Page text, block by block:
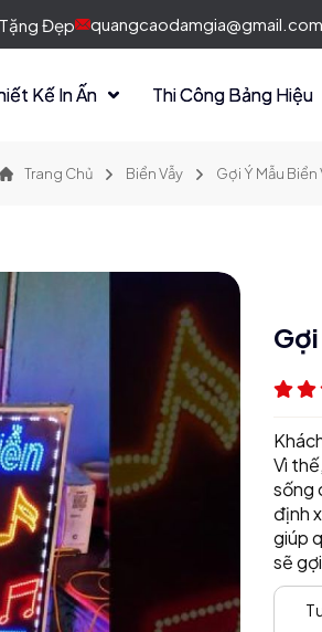
Đẹp quangcaodamgia@gmail.com
Kế In Ấn Thi Công Bảng Hiệu
Trang Chủ Biển Vẫy Gợi Ý Mẫu Biển
Vì
sống
định
giúp
sẽ